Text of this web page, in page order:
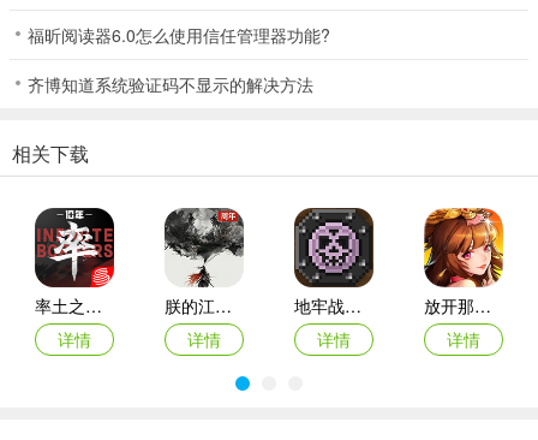
2、城防建筑分类
游戏中的城防建筑分类拒马和箭楼两个部分，它们的作用分别如下：
拒马：在城池防守战中，当野战部队武将全部战败时，拒马就会成为
城池的最后一道防线，阻止敌人直接攻打城门。
福昕阅读器6.0怎么使用信任管理器功能?
齐博知道系统验证码不显示的解决方法
相关下载
率土之滨ipad版
详情
朕的江山ipad版
详情
地牢战争ios版(Dungeon Warfare)
详情
放开那三国2ipad版
详情